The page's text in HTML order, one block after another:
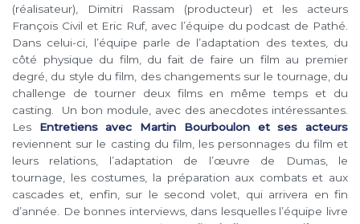
(réalisateur), Dimitri Rassam (producteur) et les acteurs
François Civil et Eric Ruf, avec l’équipe du podcast de Pathé.
Dans celui-ci, l’équipe parle de l’adaptation des textes, du
côté physique du film, du fait de faire un film au premier
degré, du style du film, des changements sur le tournage, du
challenge de tourner deux films en même temps et du
casting. Un bon module, avec des anecdotes intéressantes.
Les Entretiens avec Martin Bourboulon et ses acteurs
reviennent sur le casting du film, les personnages du film et
leurs relations, l’adaptation de l’œuvre de Dumas, le
tournage, les costumes, la préparation aux combats et aux
cascades et, enfin, sur le second volet, qui arrivera en fin
d’année. De bonnes interviews, dans lesquelles l’équipe livre